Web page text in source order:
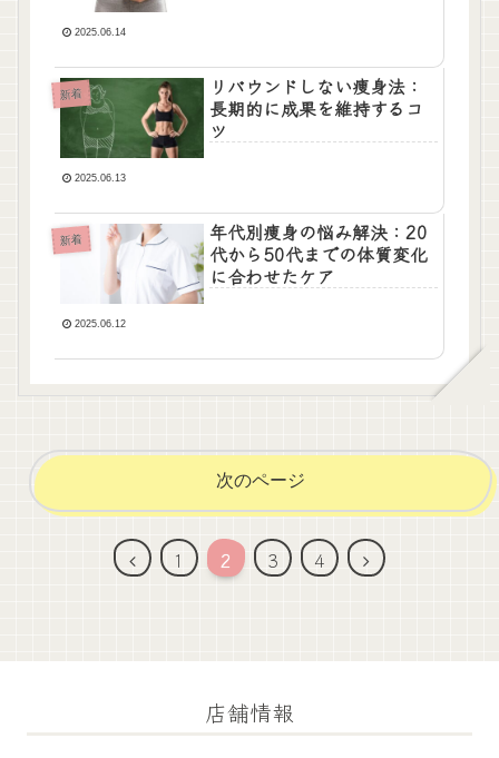
2025.06.14
新着
リバウンドしない痩身法：
長期的に成果を維持するコ
ツ
2025.06.13
新着
年代別痩身の悩み解決：20
代から50代までの体質変化
に合わせたケア
2025.06.12
次のページ
前
1 2 3 4
次
店舗情報